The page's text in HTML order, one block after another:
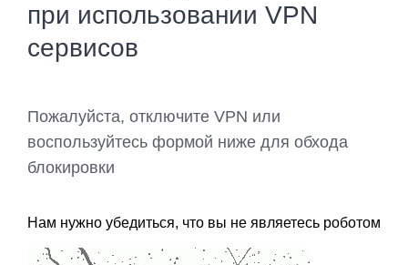
при использовании VPN
сервисов
Пожалуйста, отключите VPN или
воспользуйтесь формой ниже для обхода
блокировки
Нам нужно убедиться, что вы не являетесь роботом